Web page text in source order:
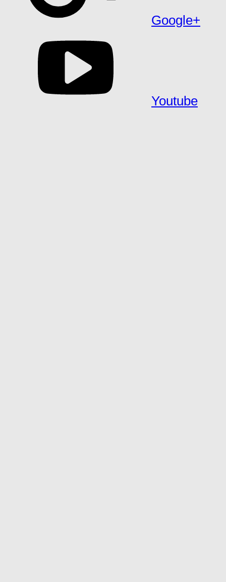
Google+
Youtube